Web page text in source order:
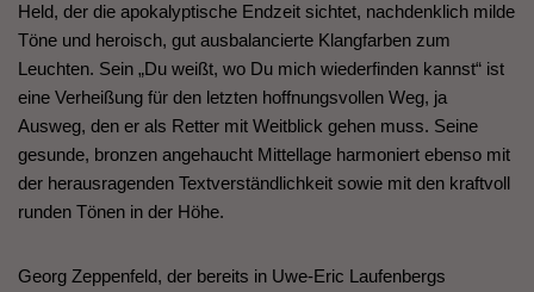
Held, der die apokalyptische Endzeit sichtet, nachdenklich milde
Töne und heroisch, gut ausbalancierte Klangfarben zum
Leuchten. Sein „Du weißt, wo Du mich wiederfinden kannst“ ist
eine Verheißung für den letzten hoffnungsvollen Weg, ja
Ausweg, den er als Retter mit Weitblick gehen muss. Seine
gesunde, bronzen angehaucht Mittellage harmoniert ebenso mit
der herausragenden Textverständlichkeit sowie mit den kraftvoll
runden Tönen in der Höhe.
Georg Zeppenfeld, der bereits in Uwe-Eric Laufenbergs